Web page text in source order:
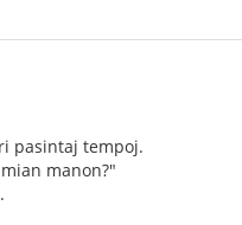
pasintaj tempoj.
manon?"